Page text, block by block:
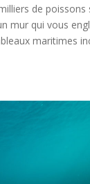
de poissons
mur qui vous
maritimes